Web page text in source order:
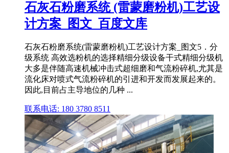
石灰石粉磨系统 (雷蒙磨粉机)工艺设
计方案_图文_百度文库
石灰石粉磨系统(雷蒙磨粉机)工艺设计方案_图文5．分
级系统 高效选粉机的选择精细分级设备干式精细分级机
大多是伴随高速机械冲击式超细磨和气流粉碎机,尤其是
流化床对喷式气流粉碎机的引进和开发而发展起来的。
因此,目前占主导地位的几种 ...
联系电话: 180 3780 8511